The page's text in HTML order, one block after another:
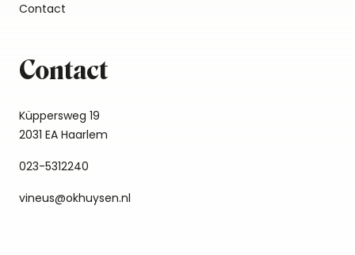
Contact
Contact
Küppersweg 19
2031 EA Haarlem
023-5312240
vineus@okhuysen.nl